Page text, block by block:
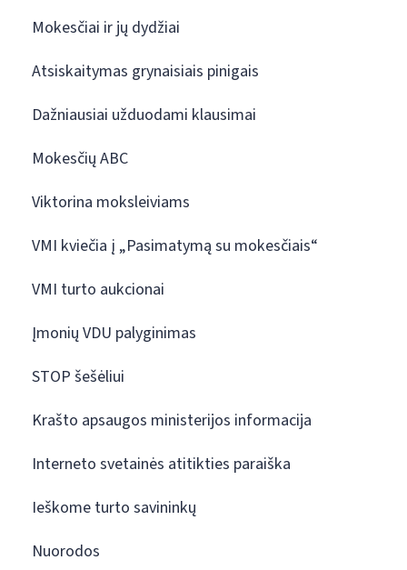
Mokesčiai ir jų dydžiai
Atsiskaitymas grynaisiais pinigais
Dažniausiai užduodami klausimai
Mokesčių ABC
Viktorina moksleiviams
VMI kviečia į „Pasimatymą su mokesčiais“
VMI turto aukcionai
Įmonių VDU palyginimas
STOP šešėliui
Krašto apsaugos ministerijos informacija
Interneto svetainės atitikties paraiška
Ieškome turto savininkų
Nuorodos